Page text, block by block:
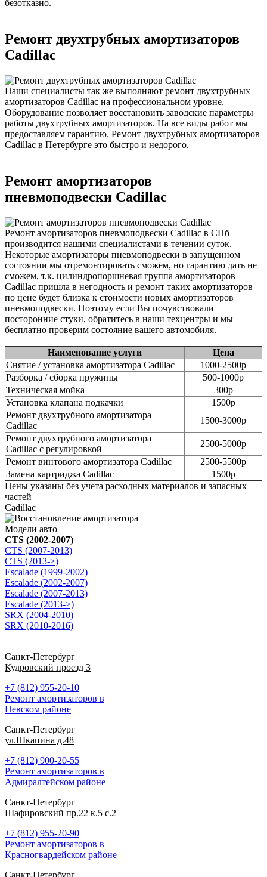
безотказно.
Ремонт двухтрубных амортизаторов
Cadillac
Наши специалисты так же выполняют ремонт двухтрубных
амортизаторов Cadillac на профессиональном уровне.
Оборудование позволяет восстановить заводские параметры
работы двухтрубных амортизаторов. На все виды работ мы
предоставляем гарантию. Ремонт двухтрубных амортизаторов
Cadillac в Петербурге это быстро и недорого.
Ремонт амортизаторов
пневмоподвески Cadillac
Ремонт амортизаторов пневмоподвески Cadillac в СПб
производится нашими специалистами в течении суток.
Некоторые амортизаторы пневмоподвески в запущенном
состоянии мы отремонтировать сможем, но гарантию дать не
сможем, т.к. цилиндропоршневая группа амортизаторов
Cadillac пришла в негодность и ремонт таких амортизаторов
по цене будет близка к стоимости новых амортизаторов
пневмоподвески. Поэтому если Вы почувствовали
посторонние стуки, обратитесь в наши техцентры и мы
бесплатно проверим состояние вашего автомобиля.
Наименование услуги
Цена
Снятие / установка амортизатора Cadillac
1000-2500р
Разборка / сборка пружины
500-1000р
Техническая мойка
300р
Установка клапана подкачки
1500р
Ремонт двухтрубного амортизатора
Cadillac
1500-3000р
Ремонт двухтрубного амортизатора
Cadillac с регулировкой
2500-5000р
Ремонт винтового амортизатора Cadillac
2500-5500р
Замена картриджа Cadillac
1500р
Цены указаны без учета расходных материалов и запасных
частей
Cadillac
Модели авто
CTS (2002-2007)
CTS (2007-2013)
CTS (2013->)
Escalade (1999-2002)
Escalade (2002-2007)
Escalade (2007-2013)
Escalade (2013->)
SRX (2004-2010)
SRX (2010-2016)
Санкт-Петербург
Кудровский проезд 3
+7 (812) 955-20-10
Ремонт амортизаторов в
Невском районе
Санкт-Петербург
ул.Шкапина д.48
+7 (812) 900-20-55
Ремонт амортизаторов в
Адмиралтейском районе
Санкт-Петербург
Шафировский пр.22 к.5 с.2
+7 (812) 955-20-90
Ремонт амортизаторов в
Красногвардейском районе
Санкт-Петербург